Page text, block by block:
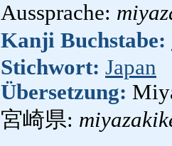
Aussprache:
Kanji Buchstabe:
Stichwort: Japan
Übersetzung:
宮崎県: